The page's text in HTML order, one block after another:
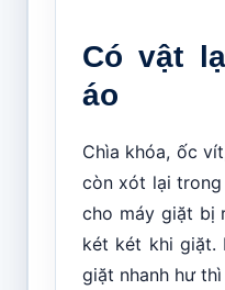
Có vật
áo
Chìa khóa, ốc
còn xót lại
cho máy giặt bị
két két khi giặt.
giặt nhanh hư